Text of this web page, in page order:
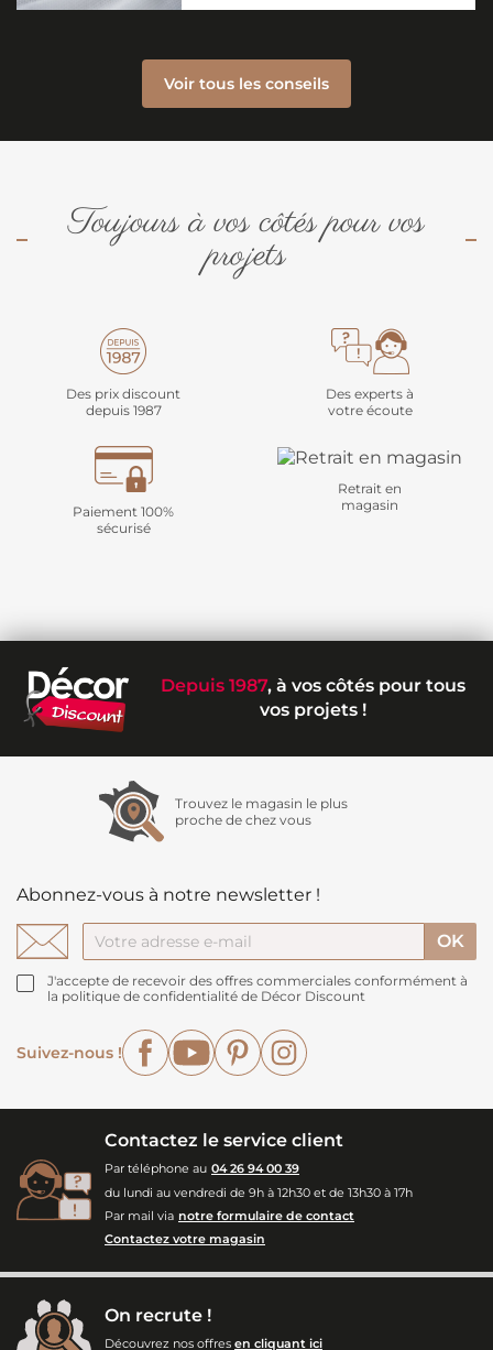
Voir tous les conseils
Toujours à vos côtés pour vos
projets
Des prix discount
depuis 1987
Des experts à
votre écoute
Paiement 100%
sécurisé
Retrait en
magasin
Depuis 1987, à vos côtés pour tous
vos projets !
Trouvez le magasin le plus
proche de chez vous
Abonnez-vous à notre newsletter !
J'accepte de recevoir des offres commerciales conformément à
la politique de confidentialité de Décor Discount
Suivez-nous !
FacebookYouTubePinterest
Contactez le service client
Par téléphone au 04 26 94 00 39
du lundi au vendredi de 9h à 12h30 et de 13h30 à 17h
Par mail via notre formulaire de contact
Contactez votre magasin
On recrute !
Découvrez nos offres en cliquant ici